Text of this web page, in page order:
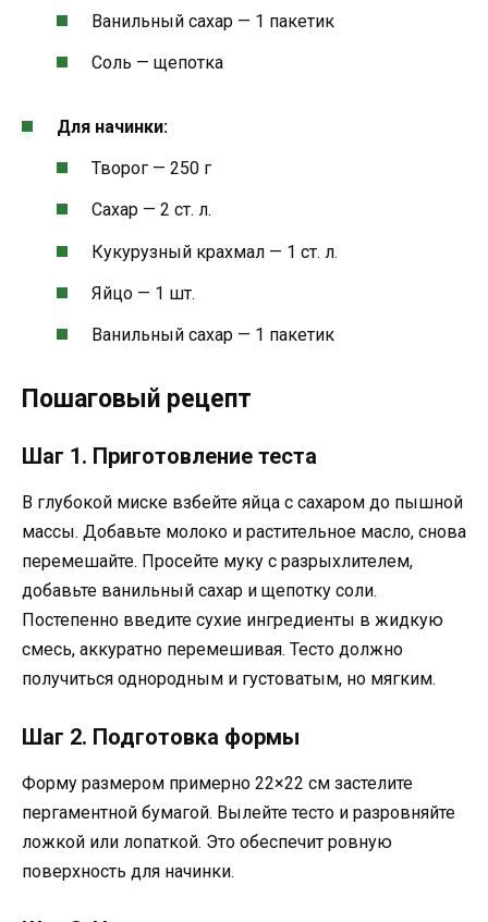
Ванильный сахар — 1 пакетик
Соль — щепотка
Для начинки:
Творог — 250 г
Сахар — 2 ст. л.
Кукурузный крахмал — 1 ст. л.
Яйцо — 1 шт.
Ванильный сахар — 1 пакетик
Пошаговый рецепт
Шаг 1. Приготовление теста
В глубокой миске взбейте яйца с сахаром до пышной
массы. Добавьте молоко и растительное масло, снова
перемешайте. Просейте муку с разрыхлителем,
добавьте ванильный сахар и щепотку соли.
Постепенно введите сухие ингредиенты в жидкую
смесь, аккуратно перемешивая. Тесто должно
получиться однородным и густоватым, но мягким.
Шаг 2. Подготовка формы
Форму размером примерно 22×22 см застелите
пергаментной бумагой. Вылейте тесто и разровняйте
ложкой или лопаткой. Это обеспечит ровную
поверхность для начинки.